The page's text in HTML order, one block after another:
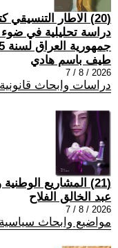
(20) الاطار
جمهورية العراق لسنة 2005
طيف باسم هادي
2026 / 8 / 7
دراسات وابحاث قانونية
(21) المشاريع الوطنية ومظاهر السيادة
عبد الخالق الفلاح
2026 / 8 / 7
مواضيع وابحاث سياسية